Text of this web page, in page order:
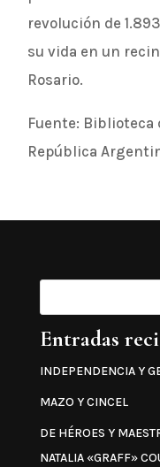
revolución de
su vida en un
Rosario.
Fuente: Biblioteca
República
Entradas
INDEPENDENCIA Y
MAZO Y CINCEL
DE HÉROES Y
NATALIA «GRAFF»